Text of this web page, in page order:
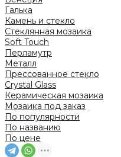
Галька
Камень и стекло
Стеклянная мозаика
Soft Touch
Перламутр
Металл
Прессованное стекло
Crystal Glass
Керамическая мозаика
Мозаика под заказ
По популярности
По названию
По цене